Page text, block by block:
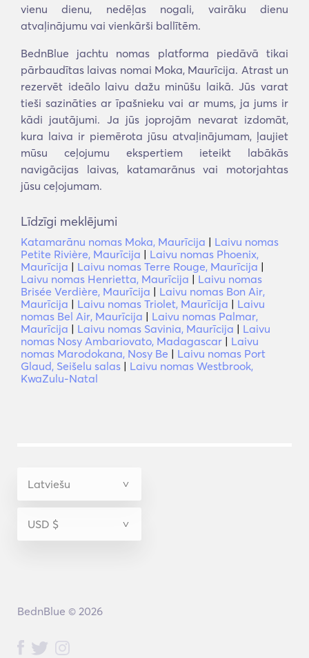
vienu dienu, nedēļas nogali, vairāku dienu
atvaļinājumu vai vienkārši ballītēm.
BednBlue jachtu nomas platforma piedāvā tikai
pārbaudītas laivas nomai Moka, Maurīcija. Atrast un
rezervēt ideālo laivu dažu minūšu laikā. Jūs varat
tieši sazināties ar īpašnieku vai ar mums, ja jums ir
kādi jautājumi. Ja jūs joprojām nevarat izdomāt,
kura laiva ir piemērota jūsu atvaļinājumam, ļaujiet
mūsu ceļojumu ekspertiem ieteikt labākās
navigācijas laivas, katamarānus vai motorjahtas
jūsu ceļojumam.
Līdzīgi meklējumi
Katamarānu nomas Moka, Maurīcija | Laivu nomas
Petite Rivière, Maurīcija | Laivu nomas Phoenix,
Maurīcija | Laivu nomas Terre Rouge, Maurīcija |
Laivu nomas Henrietta, Maurīcija | Laivu nomas
Brisée Verdière, Maurīcija | Laivu nomas Bon Air,
Maurīcija | Laivu nomas Triolet, Maurīcija | Laivu
nomas Bel Air, Maurīcija | Laivu nomas Palmar,
Maurīcija | Laivu nomas Savinia, Maurīcija | Laivu
nomas Nosy Ambariovato, Madagascar | Laivu
nomas Marodokana, Nosy Be | Laivu nomas Port
Glaud, Seišelu salas | Laivu nomas Westbrook,
KwaZulu-Natal
BednBlue © 2026